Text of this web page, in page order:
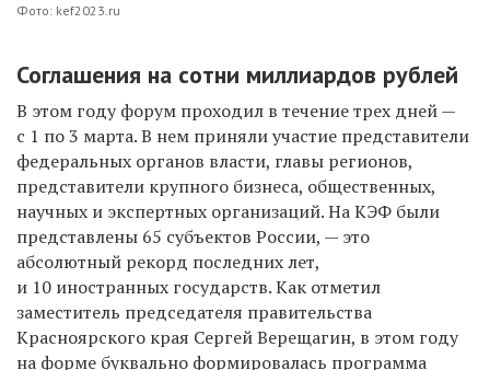
Фото: kef2023.ru
Соглашения на сотни миллиардов рублей
В этом году форум проходил в течение трех дней —
с 1 по 3 марта. В нем приняли участие представители
федеральных органов власти, главы регионов,
представители крупного бизнеса, общественных,
научных и экспертных организаций. На КЭФ были
представлены 65 субъектов России, — это
абсолютный рекорд последних лет,
и 10 иностранных государств.Как отметил
заместитель председателя правительства
Красноярского края Сергей Верещагин, в этом году
на форме буквально формировалась программа